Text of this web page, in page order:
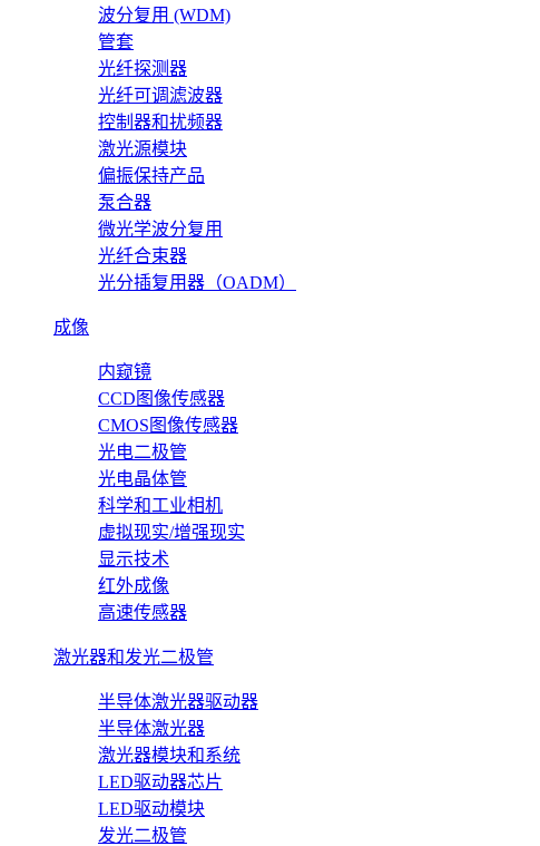
波分复用 (WDM)
管套
光纤探测器
光纤可调滤波器
控制器和扰频器
激光源模块
偏振保持产品
泵合器
微光学波分复用
光纤合束器
光分插复用器（OADM）
成像
内窥镜
CCD图像传感器
CMOS图像传感器
光电二极管
光电晶体管
科学和工业相机
虚拟现实/增强现实
显示技术
红外成像
高速传感器
激光器和发光二极管
半导体激光器驱动器
半导体激光器
激光器模块和系统
LED驱动器芯片
LED驱动模块
发光二极管